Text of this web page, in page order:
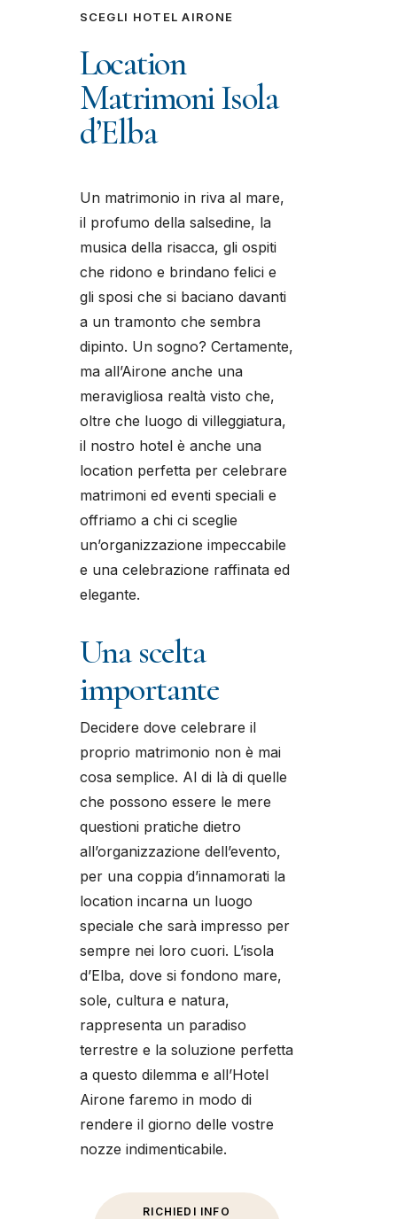
SCEGLI HOTEL AIRONE
Location
Matrimoni Isola
d’Elba
Un matrimonio in riva al mare,
il profumo della salsedine, la
musica della risacca, gli ospiti
che ridono e brindano felici e
gli sposi che si baciano davanti
a un tramonto che sembra
dipinto. Un sogno? Certamente,
ma all’Airone anche una
meravigliosa realtà visto che,
oltre che luogo di villeggiatura,
il nostro hotel è anche una
location perfetta per celebrare
matrimoni ed eventi speciali e
offriamo a chi ci sceglie
un’organizzazione impeccabile
e una celebrazione raffinata ed
elegante.
Una scelta
importante
Decidere dove celebrare il
proprio matrimonio non è mai
cosa semplice. Al di là di quelle
che possono essere le mere
questioni pratiche dietro
all’organizzazione dell’evento,
per una coppia d’innamorati la
location incarna un luogo
speciale che sarà impresso per
sempre nei loro cuori. L’isola
d’Elba, dove si fondono mare,
sole, cultura e natura,
rappresenta un paradiso
terrestre e la soluzione perfetta
a questo dilemma e all’Hotel
Airone faremo in modo di
rendere il giorno delle vostre
nozze indimenticabile.
RICHIEDI INFO